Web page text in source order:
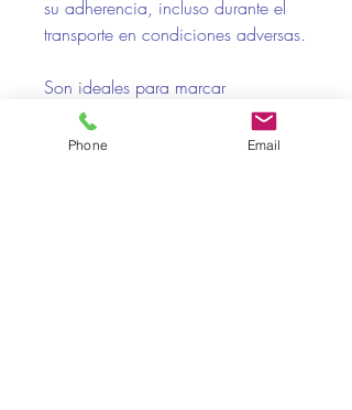
su adherencia, incluso durante el
transporte en condiciones adversas.
Son ideales para marcar
mercancías corrosivas de manera
segura, asegurando el
Phone Email